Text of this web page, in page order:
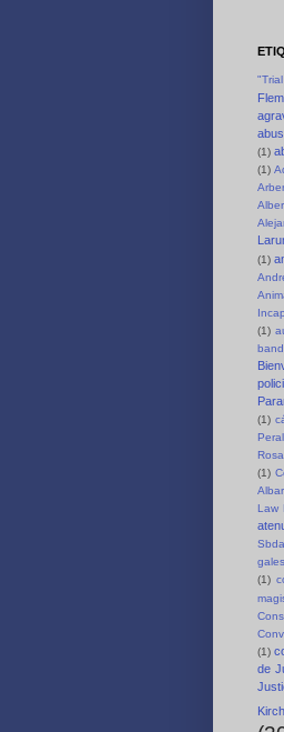
(1)
(1)
(1)
(1)
(1)
(1)
Law
(1)
(1)
de